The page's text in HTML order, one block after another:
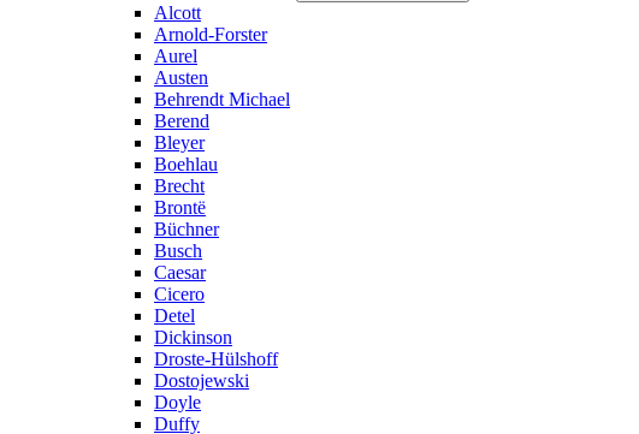
Alcott
Arnold-Forster
Aurel
Austen
Behrendt Michael
Berend
Bleyer
Boehlau
Brecht
Brontë
Büchner
Busch
Caesar
Cicero
Detel
Dickinson
Droste-Hülshoff
Dostojewski
Doyle
Duffy